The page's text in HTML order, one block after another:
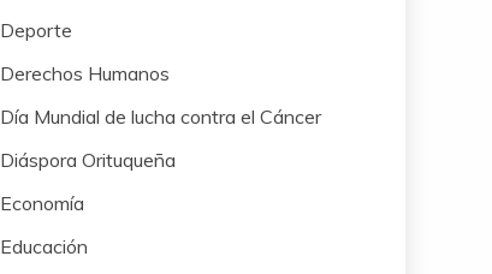
Deporte
Derechos Humanos
Día Mundial de lucha contra el Cáncer
Diáspora Orituqueña
Economía
Educación